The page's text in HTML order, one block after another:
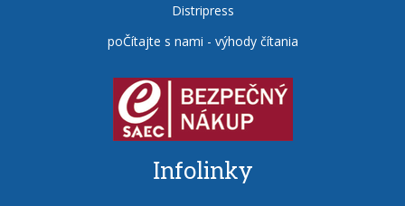
Distripress
poČítajte s nami - výhody čítania
Infolinky